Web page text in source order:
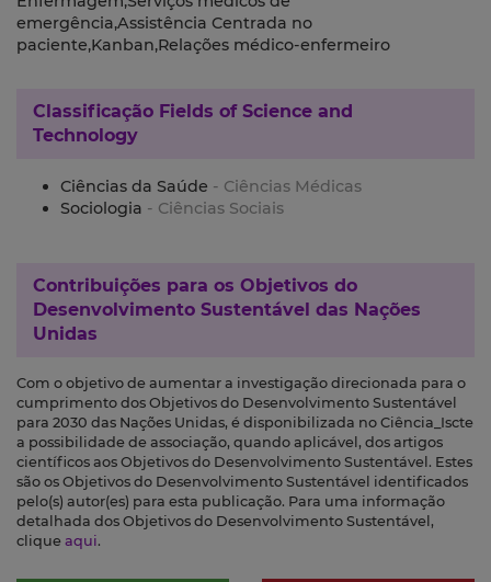
emergência,Assistência Centrada no
paciente,Kanban,Relações médico-enfermeiro
Classificação Fields of Science and
Technology
Ciências da Saúde - Ciências Médicas
Sociologia - Ciências Sociais
Contribuições para os Objetivos do
Desenvolvimento Sustentável das Nações
Unidas
Com o objetivo de aumentar a investigação direcionada para o
cumprimento dos Objetivos do Desenvolvimento Sustentável
para 2030 das Nações Unidas, é disponibilizada no Ciência_Iscte
a possibilidade de associação, quando aplicável, dos artigos
científicos aos Objetivos do Desenvolvimento Sustentável. Estes
são os Objetivos do Desenvolvimento Sustentável identificados
pelo(s) autor(es) para esta publicação. Para uma informação
detalhada dos Objetivos do Desenvolvimento Sustentável,
clique aqui.